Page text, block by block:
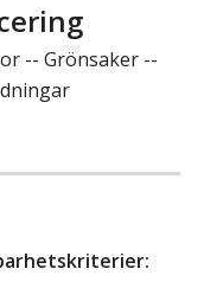
-- Grönsaker --